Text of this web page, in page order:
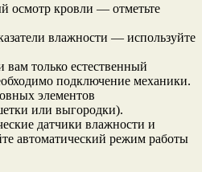
осмотр кровли — отметьте
влажности — используйте
только естественный
подключение механики.
элементов
или выгородки).
датчики влажности и
автоматический режим работы